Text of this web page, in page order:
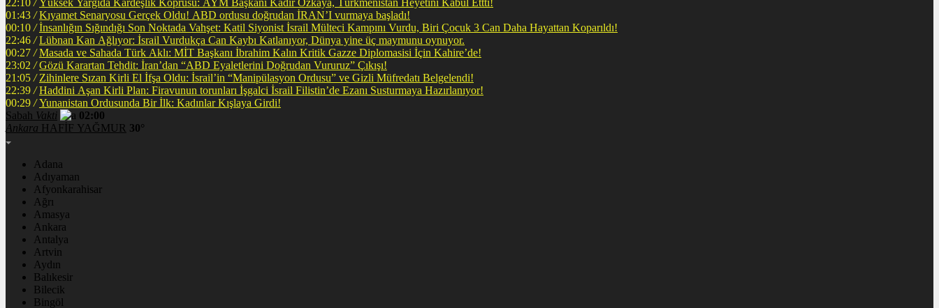
22:10 / Yüksek Yargıda Kardeşlik Köprüsü: AYM Başkanı Kadir Özkaya, Türkmenistan Heyetini Kabul Ettti!
01:43 /
Kıyamet Senaryosu Gerçek Oldu! ABD ordusu doğrudan İRAN’I vurmaya başladı!
00:10 / İnsanlığın Sığındığı Son Noktada Vahşet: Katil Siyonist İsrail Mülteci Kampını Vurdu, Biri Çocuk 3 Can Daha Hayattan Koparıldı!
22:46 / Lübnan Kan Ağlıyor: İsrail Vurdukça Can Kaybı Katlanıyor, Dünya yine üç maymunu oynuyor.
00:27 / Masada ve Sahada Türk Aklı: MİT Başkanı İbrahim Kalın Kritik Gazze Diplomasisi İçin Kahire’de!
23:02 / Gözü Karartan Tehdit: İran’dan “ABD Eyaletlerini Doğrudan Vururuz” Çıkışı!
21:05 / Zihinlere Sızan Kirli El İfşa Oldu: İsrail’in “Manipülasyon Ordusu” ve Gizli Müfredatı Belgelendi!
22:39 /
Haddini Aşan Kirli Plan: Firavunun torunları İşgalci İsrail Filistin’de Ezanı Susturmaya Hazırlanıyor!
00:29 / Yunanistan Ordusunda Bir İlk: Kadınlar Kışlaya Girdi!
Sabah Vakti
02:00
Ankara HAFİF YAĞMUR 30°
Adana
Adıyaman
Afyonkarahisar
Ağrı
Amasya
Ankara
Antalya
Artvin
Aydın
Balıkesir
Bilecik
Bingöl